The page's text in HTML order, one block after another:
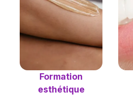
Formation
esthétique